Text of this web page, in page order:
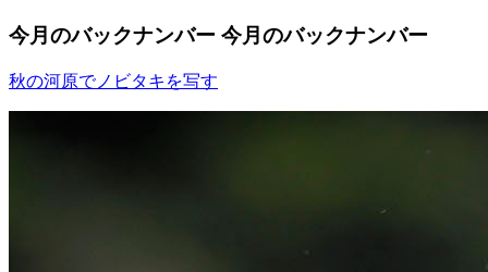
今月のバックナンバー 今月のバックナンバー
秋の河原でノビタキを写す